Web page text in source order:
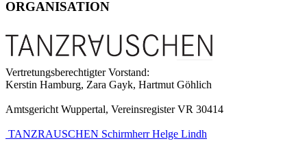
ORGANISATION
Vertretungsberechtigter Vorstand:
Kerstin Hamburg, Zara Gayk, Hartmut Göhlich
Amtsgericht Wuppertal, Vereinsregister VR 30414
TANZRAUSCHEN Schirmherr Helge Lindh